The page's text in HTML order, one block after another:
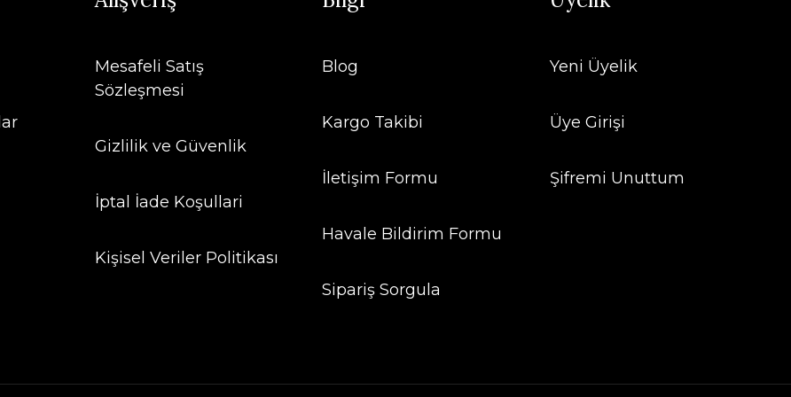
Mesafeli Satış
Sözleşmesi
Gizlilik ve Güvenlik
İptal İade Koşullari
Kişisel Veriler Politikası
Blog
Kargo Takibi
İletişim Formu
Havale Bildirim Formu
Sipariş Sorgula
Yeni Üyelik
Üye Girişi
Şifremi Unuttum